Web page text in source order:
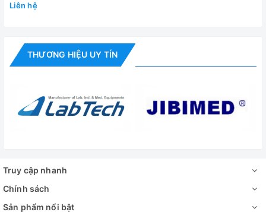
Liên hệ
THƯƠNG HIỆU UY TÍN
Truy cập nhanh
Chính sách
Sản phẩm nổi bật